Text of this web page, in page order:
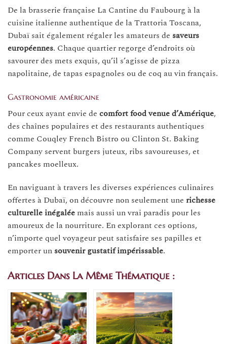
De la brasserie française La Cantine du Faubourg à la
cuisine italienne authentique de la Trattoria Toscana,
Dubaï sait également régaler les amateurs de saveurs
européennes. Chaque quartier regorge d’endroits où
savourer des mets exquis, qu’il s’agisse de pizza
napolitaine, de tapas espagnoles ou de coq au vin français.
Gastronomie américaine
Pour ceux ayant envie de comfort food venue d’Amérique,
des chaînes populaires et des restaurants authentiques
comme Couqley French Bistro ou Clinton St. Baking
Company servent burgers juteux, ribs savoureuses, et
pancakes moelleux.
En naviguant à travers les diverses expériences culinaires
offertes à Dubaï, on découvre non seulement une richesse
culturelle inégalée mais aussi un vrai paradis pour les
amoureux de la nourriture. En explorant ces options,
n’importe quel voyageur peut satisfaire ses papilles et
emporter un souvenir gustatif impérissable.
Articles Dans La Même Thématique :